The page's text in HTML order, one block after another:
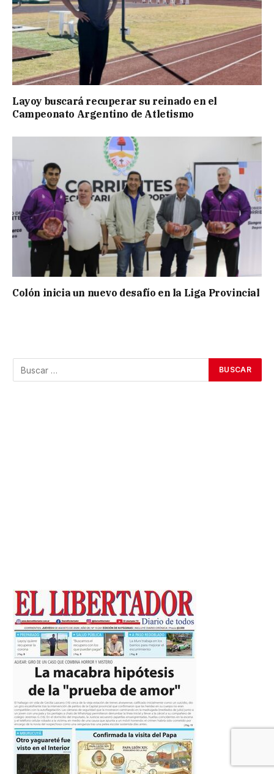
Layoy buscará recuperar su reinado en el
Campeonato Argentino de Atletismo
Colón inicia un nuevo desafío en la Liga Provincial